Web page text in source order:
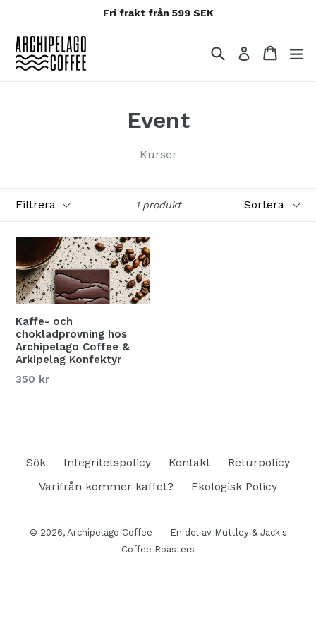
Fri frakt från 599 SEK
Hoppa
innehållet
Sök Logga in
Event
Kurser
1 produkt
Kaffe- och
chokladprovning hos
Archipelago Coffee &
Arkipelag Konfektyr
Ordinarie
350 kr
Sök Integritetspolicy Kontakt
Returpolicy
Varifrån kommer kaffet?
Ekologisk Policy
© 2026, Archipelago Coffee
En del av Muttley & Jack's
Coffee Roasters